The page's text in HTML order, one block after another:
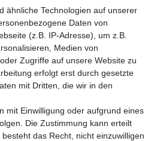
zeichnen sich durch satte Farben,
365g Algro Design-Papier aus.
|Weiß| Kuss| Küsse|
ähnliche Technologien auf unserer
Daten von
(z.B. IP-Adresse), um z.B.
Medien von
Zugriffe auf unsere Website zu
erfolgt erst durch gesetzte
mit Dritten, die wir in den
mit Einwilligung oder aufgrund eines
Die Zustimmung kann erteilt
das Recht, nicht einzuwilligen